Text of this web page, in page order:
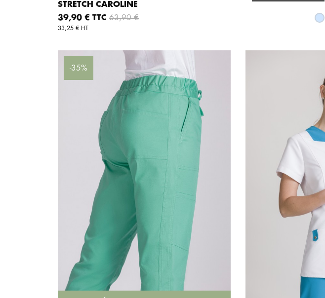
STRETCH CAROLINE
Prix
39,90 € TTC Prix de base
63,90 €
33,25 € HT
Ciel
-35%